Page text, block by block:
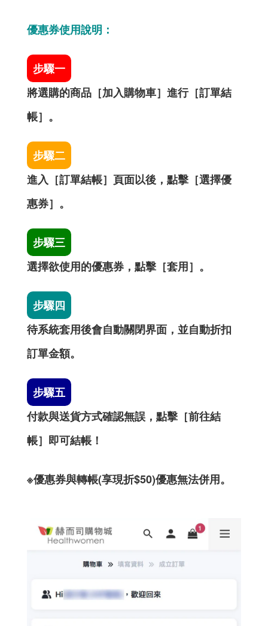
優惠券使用說明：
步驟一
將選購的商品［加入購物車］進行［訂單結
帳］。
步驟二
進入［訂單結帳］頁面以後，點擊［選擇優
惠券］。
步驟三
選擇欲使用的優惠券，點擊［套用］。
步驟四
待系統套用後會自動關閉界面，並自動折扣
訂單金額。
步驟五
付款與送貨方式確認無誤，點擊［前往結
帳］即可結帳！
※優惠券與轉帳(享現折$50)優惠無法併用。